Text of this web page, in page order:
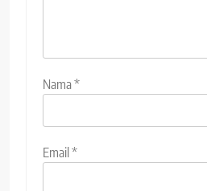
Nama*
Email*